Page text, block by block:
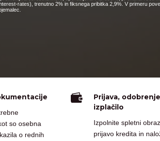
rates), trenutno 2% in fiksnega pribitka 2,9%. V primeru
so osebna
o rednih

Prijava,
izplačilo
Izpolnite spletni
prijavo kredita in